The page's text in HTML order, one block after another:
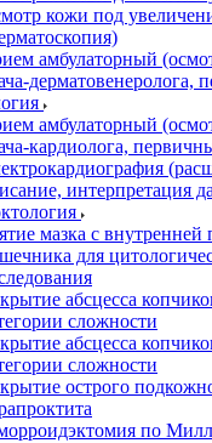
кожи под
амбулаторный
дерматовенеролога,
амбулаторный
кардиолога,
интерпретация
мазка с внутренней
для
абсцесса
сложности
абсцесса
сложности
острого
по